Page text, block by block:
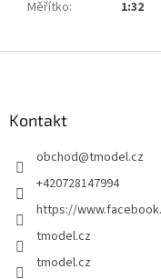
Měřítko: 1:32
Kontakt
obchod@tmodel.cz
+420728147994
https://
tmodel.cz
tmodel.cz